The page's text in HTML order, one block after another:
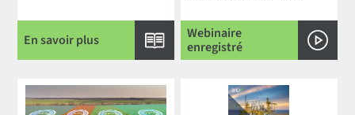
En savoir plus
Webinaire
enregistré